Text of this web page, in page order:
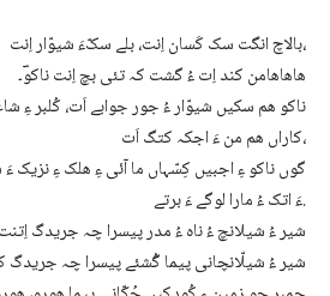
بالاچ انگت سک کَسان اِنت، بلے سکّءَ شیوّار اِنت،
ھاھاھامن کند اِت ءُ گشت کہ تئی بچ اِنت ناکوؔ۔
ناکو ھم سکیں شیوّار ءُ جور جوابے اَت، کُلبر ءِ
کاراں ھم من ءَ اجکہ کتگ اَت،
گوں ناکو ءِ اجبیں کِسّہاں ما آئی ءِ ھلک ءِ نزیک ءَ
ءَ اتک ءُ مارا لوگے ءَ برتے.
شیر ءُ شیلانچ ءُ ناہ ءُ مدر پیسرا چہ جریدگ
شیر ءُ شیلّانچانی پیما گُشئے پیسرا چہ جریدگ